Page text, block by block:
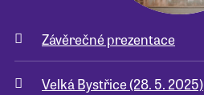
Závěrečné prezentace
Velká Bystřice (28. 5. 2025)